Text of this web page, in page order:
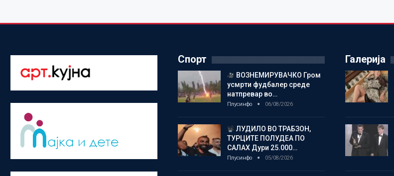
Спорт
ВОЗНЕМИРУВАЧКО Гром
усмрти фудбалер среде
натпревар во…
Плусинфо 06/08/2026
ЛУДИЛО ВО ТРАБЗОН,
ТУРЦИТЕ ПОЛУДЕА ПО
САЛАХ Дури 25.000…
Плусинфо 05/08/2026
Галерија